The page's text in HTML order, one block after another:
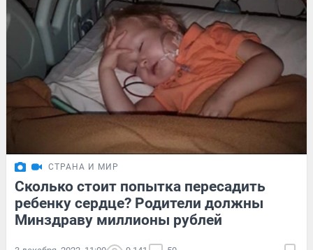
СТРАНА И МИР
Сколько стоит попытка пересадить
ребенку сердце? Родители должны
Минздраву миллионы рублей